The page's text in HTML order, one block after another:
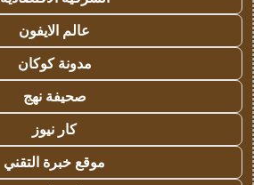
عالم الايفون
مدونة كوكان
صحيفة نهج
كار نيوز
موقع خبرة التقني